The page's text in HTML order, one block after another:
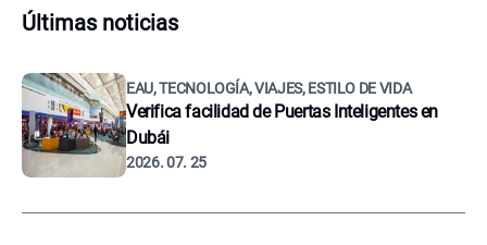
Últimas noticias
EAU, TECNOLOGÍA, VIAJES, ESTILO DE VIDA
Verifica facilidad de Puertas Inteligentes en
Dubái
2026. 07. 25